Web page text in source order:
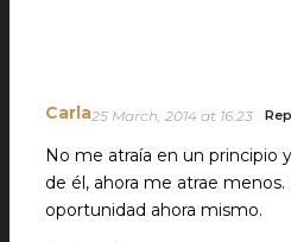
Carla25 March, 2014 at 16:23
No me atraía en un principio
de él, ahora me atrae
oportunidad ahora mismo.